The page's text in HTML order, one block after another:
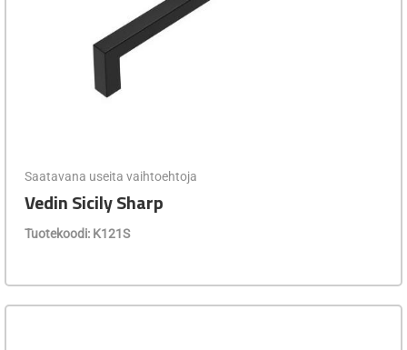
Saatavana useita vaihtoehtoja
Vedin Sicily Sharp
Tuotekoodi: K121S